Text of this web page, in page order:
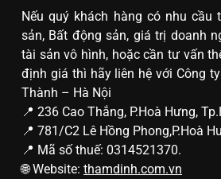
Nếu quý khách hàng có nhu cầu
sản, Bất động sản, giá trị doanh
tài sản vô hình, hoặc cần tư vấn
định giá thì hãy liên hệ với Công
Thành – Hà Nội
📍 236 Cao Thắng, P.Hoà Hưng,
📍 781/C2 Lê Hồng Phong,P.Hoà
📍 Mã số thuế: 0314521370.
🌐 Website: thamdinh.com.vn